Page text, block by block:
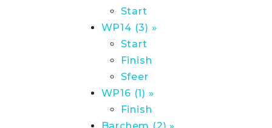
Start
WP14 (3) »
Start
Finish
Sfeer
WP16 (1) »
Finish